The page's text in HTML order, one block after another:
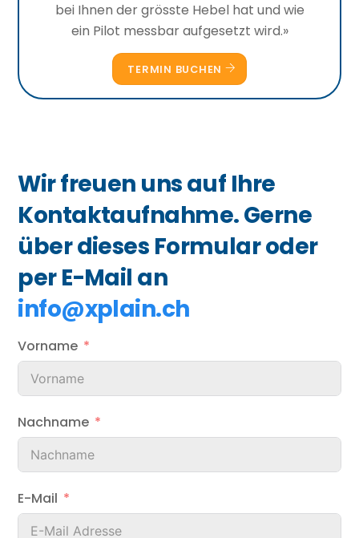
bei Ihnen der grösste Hebel hat und wie
ein Pilot messbar aufgesetzt wird.»
TERMIN BUCHEN
Wir freuen uns auf Ihre
Kontaktaufnahme. Gerne
über dieses Formular oder
per E-Mail an
info@xplain.ch
Vorname
Nachname
E-Mail